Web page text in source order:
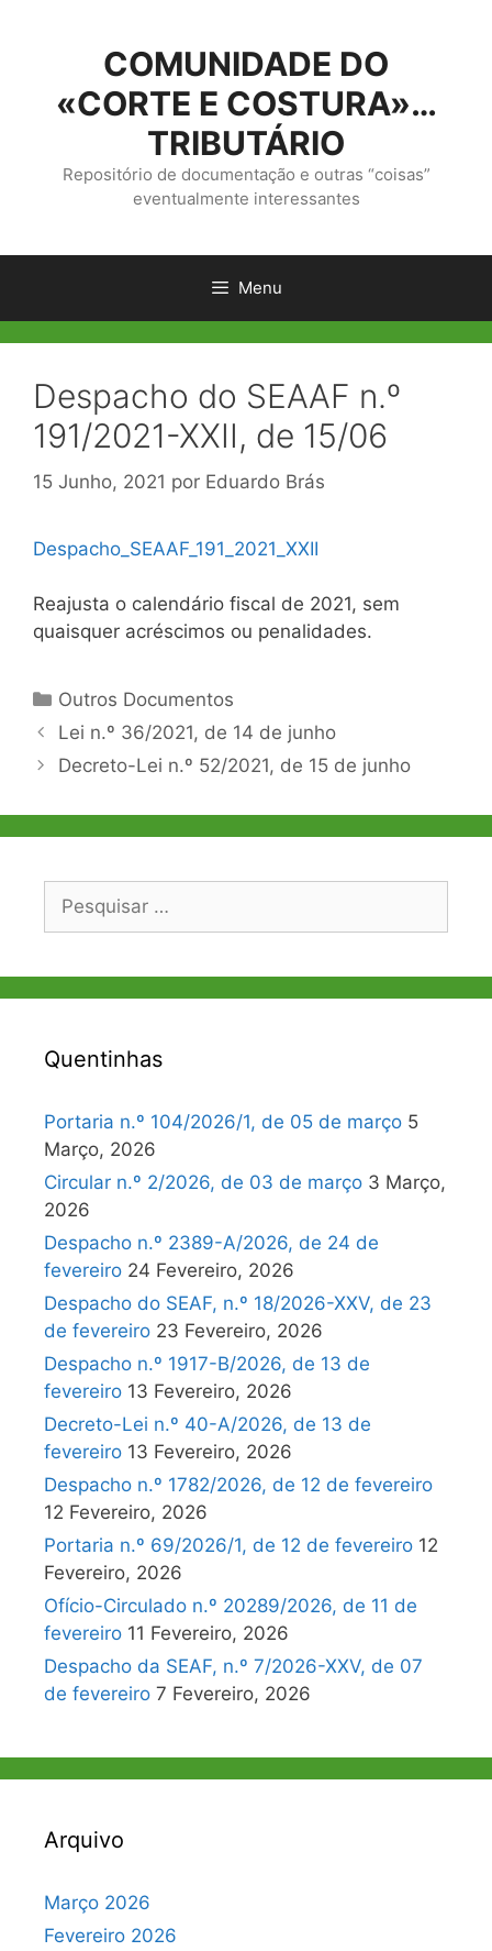
conteúdo
COMUNIDADE DO
«CORTE E COSTURA»…
TRIBUTÁRIO
Repositório de documentação e outras “coisas”
eventualmente interessantes
Menu
Despacho do SEAAF n.º
191/2021-XXII, de 15/06
15 Junho, 2021 por Eduardo Brás
Despacho_SEAAF_191_2021_XXII
Reajusta o calendário fiscal de 2021, sem
quaisquer acréscimos ou penalidades.
Categorias
Outros Documentos
Navegação
de
Lei n.º 36/2021, de 14 de junho
Decreto-Lei n.º 52/2021, de 15 de junho
Pesquisar
Quentinhas
Portaria n.º 104/2026/1, de 05 de março 5
Março, 2026
Circular n.º 2/2026, de 03 de março 3 Março,
2026
Despacho n.º 2389-A/2026, de 24 de
fevereiro 24 Fevereiro, 2026
Despacho do SEAF, n.º 18/2026-XXV, de 23
de fevereiro 23 Fevereiro, 2026
Despacho n.º 1917-B/2026, de 13 de
fevereiro 13 Fevereiro, 2026
Decreto-Lei n.º 40-A/2026, de 13 de
fevereiro 13 Fevereiro, 2026
Despacho n.º 1782/2026, de 12 de fevereiro
12 Fevereiro, 2026
Portaria n.º 69/2026/1, de 12 de fevereiro 12
Fevereiro, 2026
Ofício-Circulado n.º 20289/2026, de 11 de
fevereiro 11 Fevereiro, 2026
Despacho da SEAF, n.º 7/2026-XXV, de 07
de fevereiro 7 Fevereiro, 2026
Arquivo
Março 2026
Fevereiro 2026